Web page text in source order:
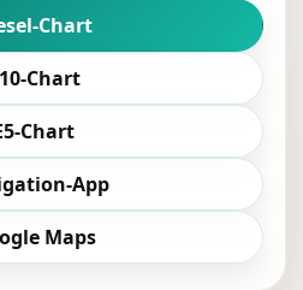
Chart
Chart
Chart
App
Maps